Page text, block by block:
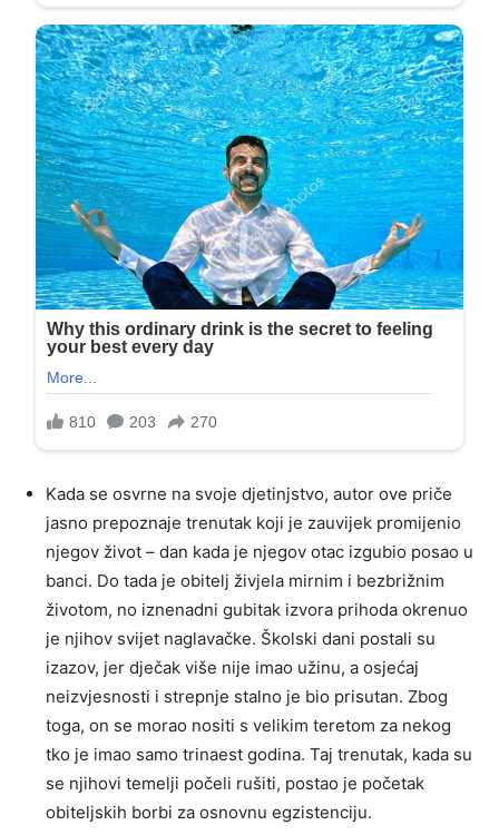
Kada se osvrne na svoje djetinjstvo, autor ove priče
jasno prepoznaje trenutak koji je zauvijek promijenio
njegov život – dan kada je njegov otac izgubio posao u
banci. Do tada je obitelj živjela mirnim i bezbrižnim
životom, no iznenadni gubitak izvora prihoda okrenuo
je njihov svijet naglavačke. Školski dani postali su
izazov, jer dječak više nije imao užinu, a osjećaj
neizvjesnosti i strepnje stalno je bio prisutan. Zbog
toga, on se morao nositi s velikim teretom za nekog
tko je imao samo trinaest godina. Taj trenutak, kada su
se njihovi temelji počeli rušiti, postao je početak
obiteljskih borbi za osnovnu egzistenciju.